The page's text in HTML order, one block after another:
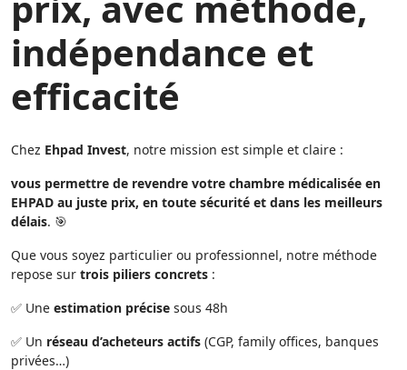
indépendance et
efficacité
Chez Ehpad Invest, notre mission est simple et claire :
vous permettre de revendre votre chambre médicalisée en
EHPAD au juste prix, en toute sécurité et dans les meilleurs
délais. 🎯
Que vous soyez particulier ou professionnel, notre méthode
repose sur trois piliers concrets :
✅ Une estimation précise sous 48h
✅ Un réseau d’acheteurs actifs (CGP, family offices, banques
privées…)